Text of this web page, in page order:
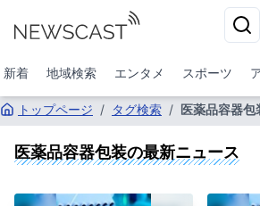
新着 地域検索 エンタメ スポーツ
トップページ / タグ検索 / 医薬品容器包
医薬品容器包装の最新ニュース